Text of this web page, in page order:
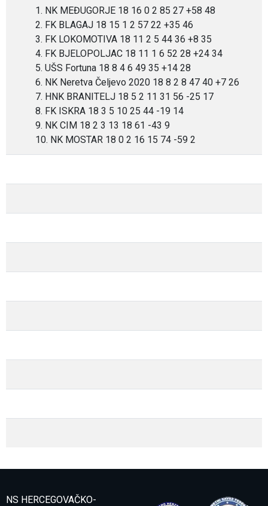
1. NK MEĐUGORJE 18 16 0 2 85 27 +58 48
2. FK BLAGAJ 18 15 1 2 57 22 +35 46
3. FK LOKOMOTIVA 18 11 2 5 44 36 +8 35
4. FK BJELOPOLJAC 18 11 1 6 52 28 +24 34
5. UŠS Fortuna 18 8 4 6 49 35 +14 28
6. NK Neretva Čeljevo 2020 18 8 2 8 47 40 +7 26
7. HNK BRANITELJ 18 5 2 11 31 56 -25 17
8. FK ISKRA 18 3 5 10 25 44 -19 14
9. NK CIM 18 2 3 13 18 61 -43 9
10. NK MOSTAR 18 0 2 16 15 74 -59 2
NS HERCEGOVAČKO-